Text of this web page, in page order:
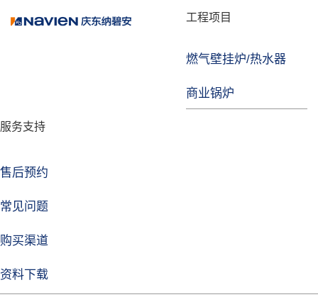
工程项目
燃气壁挂炉/热水器
商业锅炉
服务支持
售后预约
常见问题
购买渠道
资料下载
品牌故事
技术实力
企业动态
焦点注册Life
品牌视角